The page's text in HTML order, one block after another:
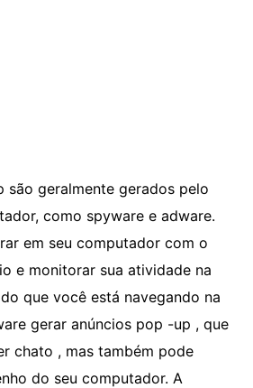
são geralmente gerados pelo
como spyware e adware.
em seu computador com o
e monitorar sua atividade na
que você está navegando na
gerar anúncios pop -up , que
chato , mas também pode
do seu computador. A